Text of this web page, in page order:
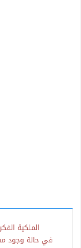
الملكية
في حالة وجود